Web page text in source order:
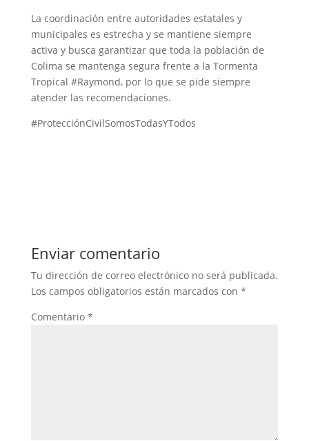
La coordinación entre autoridades estatales y
municipales es estrecha y se mantiene siempre
activa y busca garantizar que toda la población de
Colima se mantenga segura frente a la Tormenta
Tropical #Raymond, por lo que se pide siempre
atender las recomendaciones.
#ProtecciónCivilSomosTodasYTodos
Enviar comentario
Tu dirección de correo electrónico no será publicada.
Los campos obligatorios están marcados con *
Comentario *